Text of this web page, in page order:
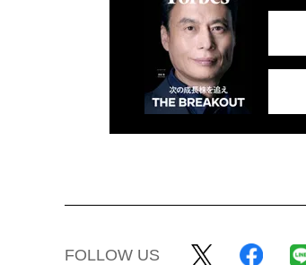
FOLLOW US